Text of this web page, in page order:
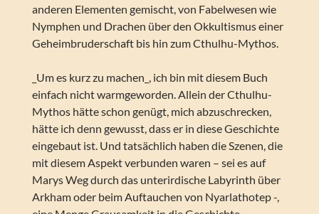
anderen Elementen gemischt, von Fabelwesen wie
Nymphen und Drachen über den Okkultismus einer
Geheimbruderschaft bis hin zum Cthulhu-Mythos.
_Um es kurz zu machen_, ich bin mit diesem Buch
einfach nicht warmgeworden. Allein der Cthulhu-
Mythos hätte schon genügt, mich abzuschrecken,
hätte ich denn gewusst, dass er in diese Geschichte
eingebaut ist. Und tatsächlich haben die Szenen, die
mit diesem Aspekt verbunden waren – sei es auf
Marys Weg durch das unterirdische Labyrinth über
Arkham oder beim Auftauchen von Nyarlathotep -,